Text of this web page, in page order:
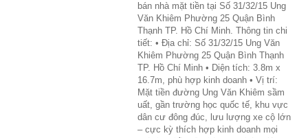
bán nhà mặt tiền tại Số 31/32/15 Ung
Văn Khiêm Phường 25 Quận Bình
Thạnh TP. Hồ Chí Minh. Thông tin chi
tiết: • Địa chỉ: Số 31/32/15 Ung Văn
Khiêm Phường 25 Quận Bình Thạnh
TP. Hồ Chí Minh • Diện tích: 3.8m x
16.7m, phù hợp kinh doanh • Vị trí:
Mặt tiền đường Ung Văn Khiêm sầm
uất, gần trường học quốc tế, khu vực
dân cư đông đúc, lưu lượng xe cộ lớn
– cực kỳ thích hợp kinh doanh mọi